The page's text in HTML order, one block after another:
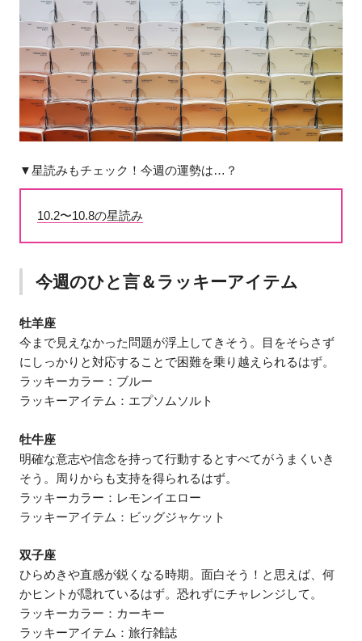
▼星読みもチェック！今週の運勢は…？
10.2〜10.8の星読み
今週のひと言＆ラッキーアイテム
牡羊座
今まで見えなかった問題が浮上してきそう。目をそらさず
にしっかりと対応することで困難を乗り越えられるはず。
ラッキーカラー：ブルー
ラッキーアイテム：エプソムソルト
牡牛座
明確な意志や信念を持って行動するとすべてがうまくいき
そう。周りからも支持を得られるはず。
ラッキーカラー：レモンイエロー
ラッキーアイテム：ビッグジャケット
双子座
ひらめきや直感が鋭くなる時期。面白そう！と思えば、何
かヒントが隠れているはず。恐れずにチャレンジして。
ラッキーカラー：カーキー
ラッキーアイテム：旅行雑誌